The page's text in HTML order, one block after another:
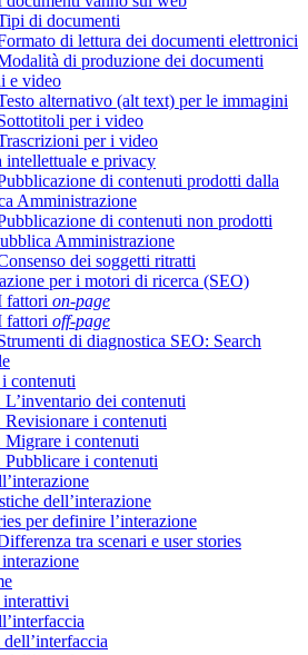
di documenti
di lettura dei documenti elettronici
di produzione dei documenti
e video
alternativo (alt text) per le immagini
per i video
per i video
intellettuale e privacy
di contenuti prodotti dalla
Amministrazione
di contenuti non prodotti
Amministrazione
dei soggetti ritratti
per i motori di ricerca (SEO)
fattori on-page
fattori off-page
di diagnostica SEO: Search
contenuti
L’inventario dei contenuti
Revisionare i contenuti
Migrare i contenuti
Pubblicare i contenuti
dell’interazione
per definire l’interazione
tra scenari e user stories